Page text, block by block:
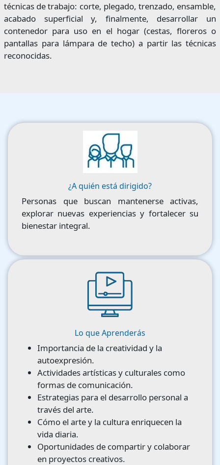
técnicas de trabajo: corte, plegado, trenzado, ensamble,
acabado superficial y, finalmente, desarrollar un
contenedor para uso en el hogar (cestas, floreros o
pantallas para lámpara de techo) a partir las técnicas
reconocidas.
¿A quién está dirigido?
Personas que buscan mantenerse activas,
explorar nuevas experiencias y fortalecer su
bienestar integral.
Lo que Aprenderás
Importancia de la creatividad y la
autoexpresión.
Actividades artísticas y culturales como
formas de comunicación.
Estrategias para el desarrollo personal a
través del arte.
Cómo el arte y la cultura enriquecen la
vida diaria.
Oportunidades de compartir y colaborar
en proyectos creativos.